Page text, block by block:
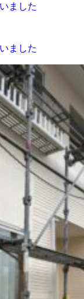
ました
ました